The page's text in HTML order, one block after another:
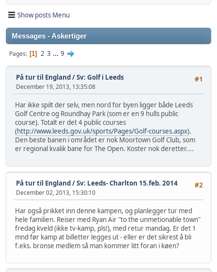
Show posts Menu
Messages - Askertiger
Pages 1 2 3 ... 9
#1
På tur til England/Sv: Golf i Leeds
December 19, 2013, 13:35:08
Har ikke spilt der selv, men nord for byen ligger både Leeds
Golf Centre og Roundhay Park (som er en 9 hulls public
course). Totalt er det 4 public courses
(http://www.leeds.gov.uk/sports/Pages/Golf-courses.aspx).
Den beste banen i området er nok Moortown Golf Club, som
er regional kvalik bane for The Open. Koster nok deretter....
#2
På tur til England/Sv: Leeds- Charlton 15.feb. 2014
December 02, 2013, 15:30:10
Har også prikket inn denne kampen, og planlegger tur med
hele familien. Reiser med Ryan Air "to the unmetionable town"
fredag kveld (ikke tv-kamp, pls!), med retur mandag. Er det 1
mnd før kamp at billetter legges ut - eller er det sikrest å bli
f.eks. bronse medlem så man kommer litt foran i køen?